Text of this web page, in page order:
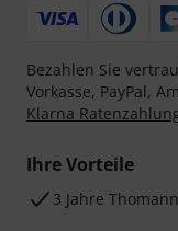
Bezahlen Sie
Vorkasse, PayPal,
Klarna
Ihre Vorteile
3 Jahre